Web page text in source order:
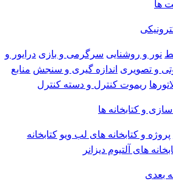
ها
نور و روشنایی سرگرمی و بازی درایور و
و تصویری اندازه گیری و سنجش منابع
ریموت کنترل و دسته کنترل
و کتابخانه ها
پروژه و کتابخانه های لب ویو کتابخانه
های آلتیوم دیزانر
بعدی